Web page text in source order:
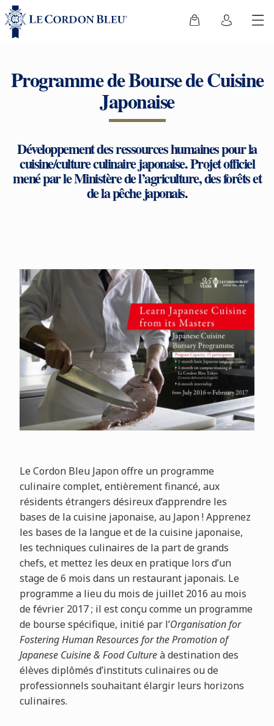
Programme de Bourse de Cuisine
Japonaise
Développement des ressources humaines pour la
cuisine/culture culinaire japonaise. Projet officiel
mené par le Ministère de l’agriculture, des forêts et
de la pêche japonais.
Le Cordon Bleu Japon offre un programme
culinaire complet, entièrement financé, aux
résidents étrangers désireux d’apprendre les
bases de la cuisine japonaise, au Japon ! Apprenez
les bases de la langue et de la cuisine japonaise,
les techniques culinaires de la part de grands
chefs, et mettez les deux en pratique lors d’un
stage de 6 mois dans un restaurant japonais. Le
programme a lieu du mois de juillet 2016 au mois
de février 2017 ; il est conçu comme un programme
de bourse spécifique, initié par l’Organisation for
Fostering Human Resources for the Promotion of
Japanese Cuisine & Food Cultureà destination des
élèves diplômés d’instituts culinaires ou de
professionnels souhaitant élargir leurs horizons
culinaires.